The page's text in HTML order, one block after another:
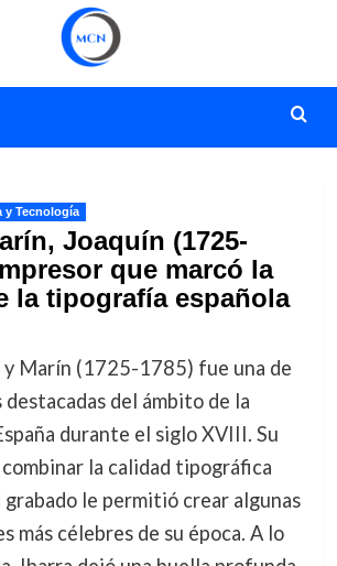
y Tecnología
Joaquín (1725-
que marcó la
la tipografía española
y Marín (1725-1785) fue una de
destacadas del ámbito de la
durante el siglo XVIII. Su
la calidad tipográfica
le permitió crear algunas
más célebres de su época. A lo